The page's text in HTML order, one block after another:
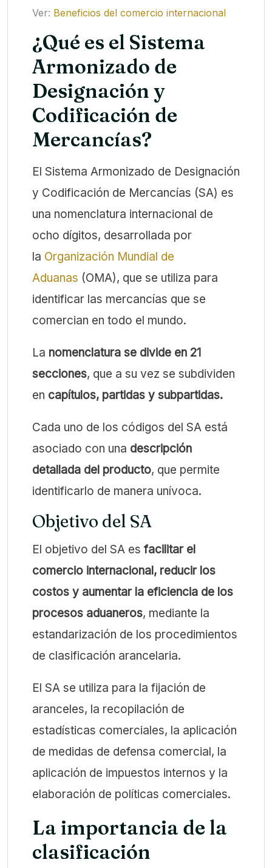
Ver: Beneficios del comercio internacional
¿Qué es el Sistema
Armonizado de
Designación y
Codificación de
Mercancías?
El Sistema Armonizado de Designación
y Codificación de Mercancías (SA) es
una nomenclatura internacional de
ocho dígitos, desarrollada por
la Organización Mundial de
Aduanas (OMA), que se utiliza para
identificar las mercancías que se
comercian en todo el mundo.
La nomenclatura se divide en 21
secciones, que a su vez se subdividen
en capítulos, partidas y subpartidas.
Cada uno de los códigos del SA está
asociado con una descripción
detallada del producto, que permite
identificarlo de manera unívoca.
Objetivo del SA
El objetivo del SA es facilitar el
comercio internacional, reducir los
costos y aumentar la eficiencia de los
procesos aduaneros, mediante la
estandarización de los procedimientos
de clasificación arancelaria.
El SA se utiliza para la fijación de
aranceles, la recopilación de
estadísticas comerciales, la aplicación
de medidas de defensa comercial, la
aplicación de impuestos internos y la
elaboración de políticas comerciales.
La importancia de la
clasificación